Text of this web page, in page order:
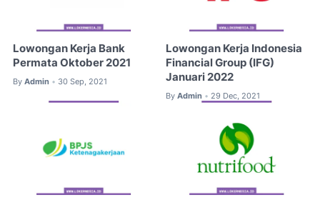
Lowongan Kerja Bank
Permata Oktober 2021
By Admin • 30 Sep, 2021
Lowongan Kerja Indonesia
Financial Group (IFG)
Januari 2022
By Admin • 29 Dec, 2021